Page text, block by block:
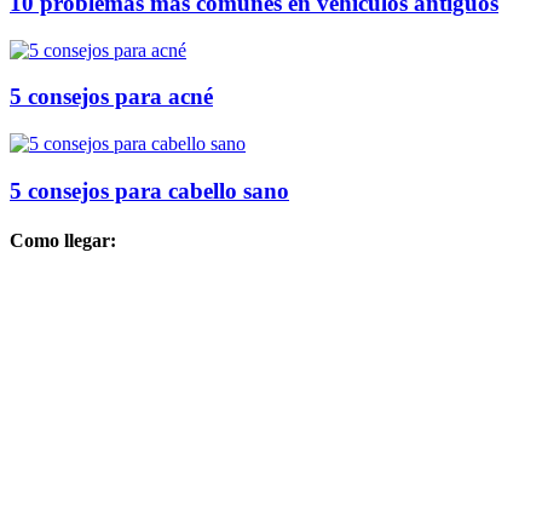
5 consejos para acné
5 consejos para cabello sano
Como llegar: